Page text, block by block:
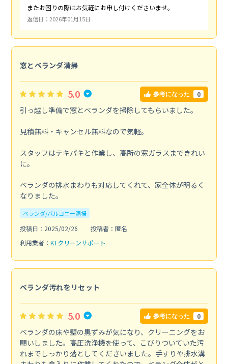
またお困りの際はお気軽にお申し付けくださいませ。
返信日：2026年01月15日
窓とベランダ清掃
5.0 参考になった 0
引っ越し準備で窓とベランダを掃除してもらいました。
見積無料・キャンセル無料なので気軽。
スタッフはテキパキと作業し、高所の窓ガラスまできれい
に。
ベランダの排水まわりも対応してくれて、家全体が明るく
なりました。
ベランダ/バルコニー清掃
投稿日：2025/02/26
投稿者：匿名
利用業者： KTクリーンサポート
ベランダ汚れをリセット
5.0 参考になった 0
ベランダの床や壁の黒ずみが気になり、クリーニングをお
願いしました。高圧洗浄機を使って、こびりついていた汚
れまでしっかり落としてくださいました。手すりや排水溝